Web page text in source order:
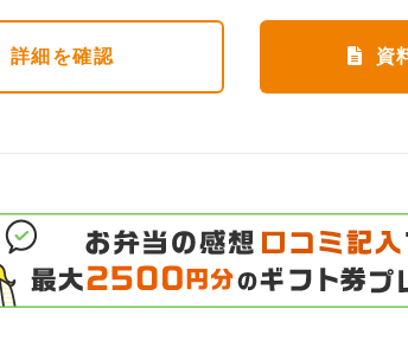
詳細 を確認 資